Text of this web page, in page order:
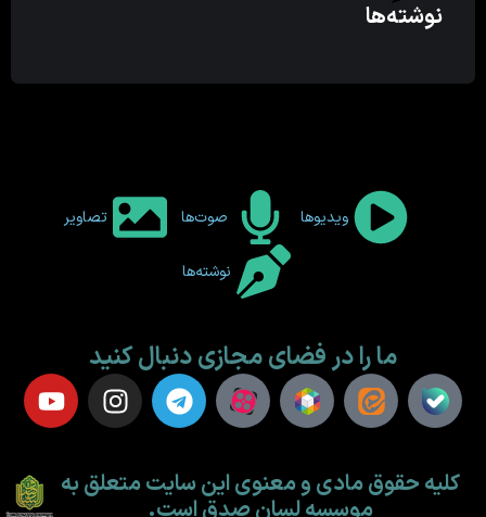
نوشته‌ها
ویدیوها صوت‌ها تصاویر
نوشته‌ها
ما را در فضای مجازی دنبال کنید
کلیه حقوق مادی و معنوی این سایت متعلق به